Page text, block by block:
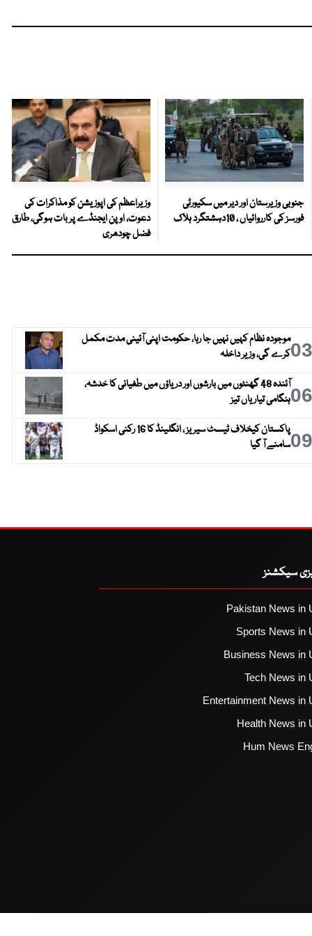
جنوبی وزیرستان اور دیر میں سکیورٹی
فورسز کی کارروائیاں ، 10دہشتگرد ہلاک
وزیراعظم کی اپوزیشن کو مذاکرات کی
دعوت، اوپن ایجنڈے پر بات ہوگی، طارق
فضل چودھری
03موجودہ نظام کہیں نہیں جا رہا، حکومت اپنی آئینی مدت مکمل
کرے گی، وزیر داخلہ
06
آئندہ 48 گھنٹوں میں بارشوں اور دریاؤں میں طغیانی کا خدشہ،
ہنگامی تیاریاں تیز
09
پاکستان کیخلاف ٹیسٹ سیریز ، انگلینڈ کا 16 رکنی اسکواڈ
سامنے آ گیا
سیکشنز
Pakistan News in
Sports News in
Business News in
Tech News in
Entertainment News in
Health News in
Hum News